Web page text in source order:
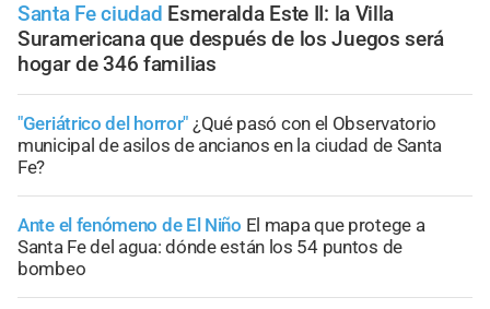
Santa Fe ciudad Esmeralda Este II: la Villa
Suramericana que después de los Juegos será
hogar de 346 familias
"Geriátrico del horror" ¿Qué pasó con el Observatorio
municipal de asilos de ancianos en la ciudad de Santa
Fe?
Ante el fenómeno de El Niño El mapa que protege a
Santa Fe del agua: dónde están los 54 puntos de
bombeo